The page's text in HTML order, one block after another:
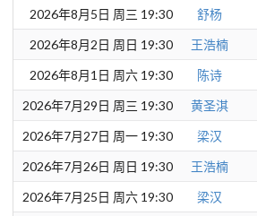
2026年8月5日 周三 19:30
舒杨
2026年8月2日 周日 19:30
王浩楠
2026年8月1日 周六 19:30
陈诗
2026年7月29日 周三 19:30
黄圣淇
2026年7月27日 周一 19:30
梁汉
2026年7月26日 周日 19:30
王浩楠
2026年7月25日 周六 19:30
梁汉